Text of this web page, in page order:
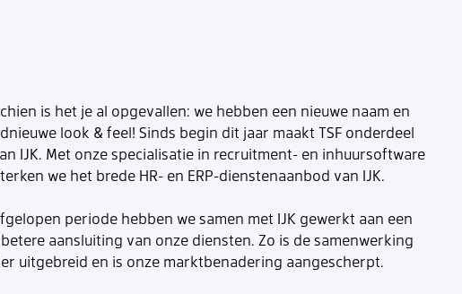
is het je al opgevallen: we hebben een nieuwe naam en
look & feel! Sinds begin dit jaar maakt TSF onderdeel
IJK. Met onze specialisatie in recruitment- en inhuursoftware
we het brede HR- en ERP-dienstenaanbod van IJK.
periode hebben we samen met IJK gewerkt aan een
aansluiting van onze diensten. Zo is de samenwerking
uitgebreid en is onze marktbenadering aangescherpt.